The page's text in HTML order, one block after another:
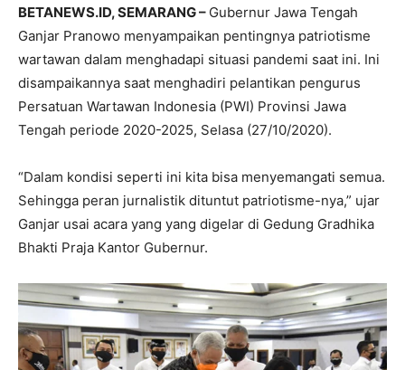
BETANEWS.ID, SEMARANG – Gubernur Jawa Tengah
Ganjar Pranowo menyampaikan pentingnya patriotisme
wartawan dalam menghadapi situasi pandemi saat ini. Ini
disampaikannya saat menghadiri pelantikan pengurus
Persatuan Wartawan Indonesia (PWI) Provinsi Jawa
Tengah periode 2020-2025, Selasa (27/10/2020).
“Dalam kondisi seperti ini kita bisa menyemangati semua.
Sehingga peran jurnalistik dituntut patriotisme-nya,” ujar
Ganjar usai acara yang yang digelar di Gedung Gradhika
Bhakti Praja Kantor Gubernur.